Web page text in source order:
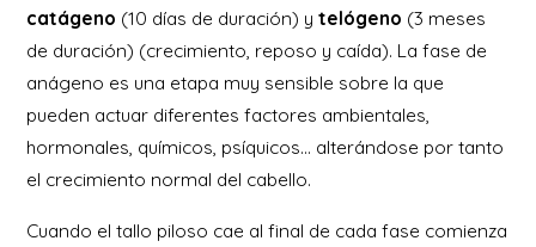
catágeno (10 días de duración) ytelógeno (3 meses
de duración) (crecimiento, reposo y caída). La fase de
anágeno es una etapa muy sensible sobre la que
pueden actuar diferentes factores ambientales,
hormonales, químicos, psíquicos… alterándose por tanto
el crecimiento normal del cabello.
Cuando el tallo piloso cae al final de cada fase comienza